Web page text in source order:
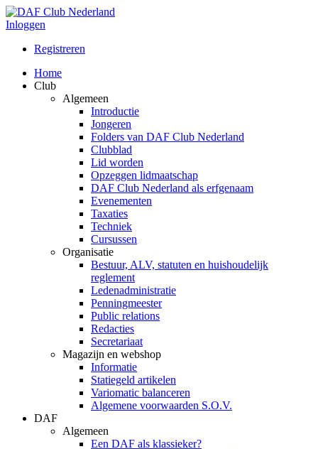
Inloggen
Registreren
Home
Club
Algemeen
Introductie
Jongeren
Folders van DAF Club Nederland
Clubblad
Lid worden
Opzeggen lidmaatschap
DAF Club Nederland als erfgenaam
Evenementen
Taxaties
Techniek
Cursussen
Organisatie
Bestuur, ALV, statuten en huishoudelijk
reglement
Ledenadministratie
Penningmeester
Public relations
Redacties
Secretariaat
Magazijn en webshop
Informatie
Statiegeld artikelen
Variomatic balanceren
Algemene voorwaarden S.O.V.
DAF
Algemeen
Een DAF als klassieker?